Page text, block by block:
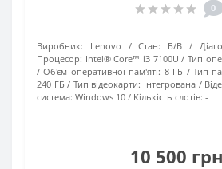
0
Виробник: Lenovo Стан: Б/В
Процесор: Intel® Core™ i3 7100U Тип
Об'єм оперативної пам'яті: 8 ГБ Тип
240 ГБ
Тип відеокарти: Інтегрована
система: Windows 10 Кількість слотів: -
10 500